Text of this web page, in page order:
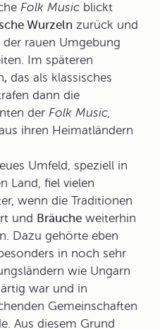
Folk Music blickt
Wurzeln zurück und
rauen Umgebung
Im späteren
, das als klassisches
dann die
der Folk Music,
ihren Heimatländern
Umfeld, speziell in
Land, fiel vielen
wenn die Traditionen
und Bräuche weiterhin
Dazu gehörte eben
in noch sehr
wie Ungarn
war und in
Gemeinschaften
Aus diesem Grund